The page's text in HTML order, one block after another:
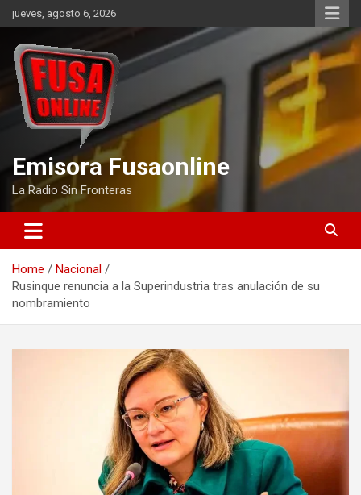
Skip
to
content
jueves, agosto 6, 2026
Emisora Fusaonline
La Radio Sin Fronteras
Home
Nacional
Rusinque renuncia a la Superindustria tras anulación de su
nombramiento